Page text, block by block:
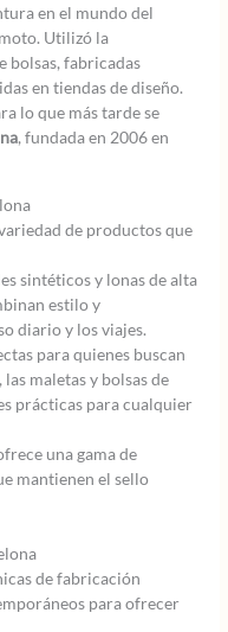
en el mundo del
Utilizó la
bolsas, fabricadas
en tiendas de diseño.
lo que más tarde se
, fundada en 2006 en
de productos que
sintéticos y lonas de alta
estilo y
diario y los viajes.
para quienes buscan
maletas y bolsas de
prácticas para cualquier
una gama de
mantienen el sello
de fabricación
para ofrecer